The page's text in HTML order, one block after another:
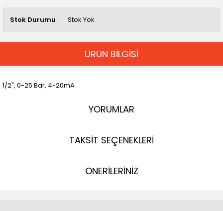
Stok Durumu Stok Yok
ÜRÜN BİLGİSİ
1/2", 0-25 Bar, 4-20mA
YORUMLAR
TAKSİT SEÇENEKLERİ
ÖNERİLERİNİZ